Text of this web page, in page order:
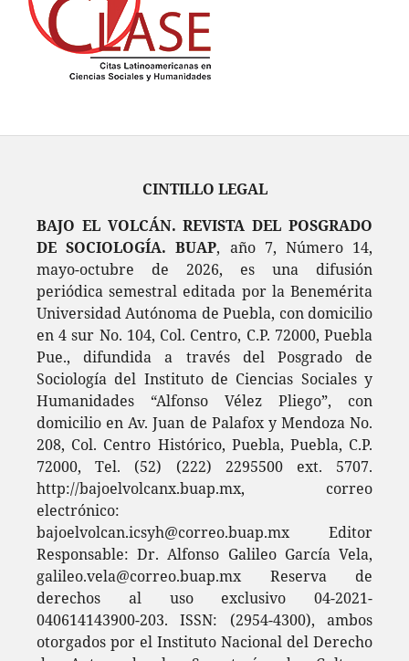
CINTILLO LEGAL
BAJO EL VOLCÁN. REVISTA DEL POSGRADO
DE SOCIOLOGÍA. BUAP, año 7, Número 14,
mayo-octubre de 2026, es una difusión
periódica semestral editada por la Benemérita
Universidad Autónoma de Puebla, con domicilio
en 4 sur No. 104, Col. Centro, C.P. 72000, Puebla
Pue., difundida a través del Posgrado de
Sociología del Instituto de Ciencias Sociales y
Humanidades “Alfonso Vélez Pliego”, con
domicilio en Av. Juan de Palafox y Mendoza No.
208, Col. Centro Histórico, Puebla, Puebla, C.P.
72000, Tel. (52) (222) 2295500 ext. 5707.
http://bajoelvolcanx.buap.mx, correo
electrónico:
bajoelvolcan.icsyh@correo.buap.mx Editor
Responsable: Dr. Alfonso Galileo García Vela,
galileo.vela@correo.buap.mx Reserva de
derechos al uso exclusivo 04-2021-
040614143900-203. ISSN: (2954-4300), ambos
otorgados por el Instituto Nacional del Derecho